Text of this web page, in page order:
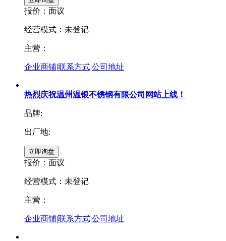
报价： 面议
经营模式：未登记
主营：
企业商铺|联系方式|公司地址
热烈庆祝温州温银不锈钢有限公司网站上线！
品牌:
出厂地:
报价： 面议
经营模式：未登记
主营：
企业商铺|联系方式|公司地址